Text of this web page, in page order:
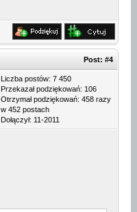
Post: #4
Liczba postów: 7 450
Przekazał podziękowań: 106
Otrzymał podziękowań: 458 razy
w 452 postach
Dołączył: 11-2011